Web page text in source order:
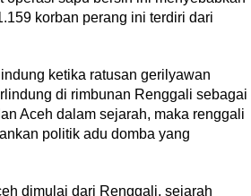
korban perang ini terdiri dari
ketika ratusan gerilyawan
di rimbunan Renggali sebagai
Aceh dalam sejarah, maka renggali
politik adu domba yang
dimulai dari Renggali, sejarah